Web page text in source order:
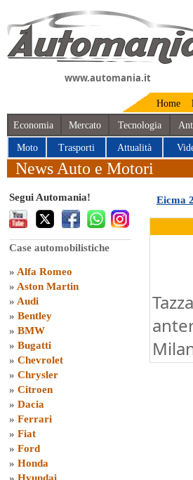
www.automania.it
Home
Economia Mercato Tecnologia
Moto Trasporti Attualità
News Auto e Motori
Segui Automania!
Case automobilistiche
» Alfa Romeo
» Aston Martin
» Audi
» Bentley
» BMW
» Bugatti
» Chevrolet
» Chrysler
» Citroen
» Dacia
» Ferrari
» Fiat
» Ford
» Honda
Eicma